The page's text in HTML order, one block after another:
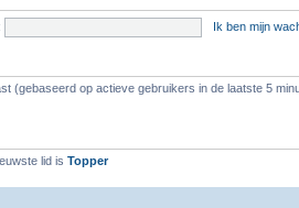
Ik ben mijn
(gebaseerd op actieve gebruikers in de laatste 5
lid is Topper